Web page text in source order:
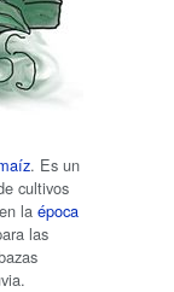
. Es un
cultivos
la época
las